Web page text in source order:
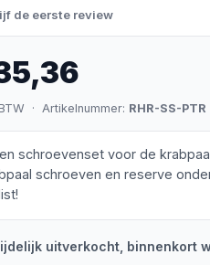
de eerste review
· Artikelnummer: RHR-SS-PTR
schroevenset voor de
schroeven en reserve
uitverkocht, binnenkort